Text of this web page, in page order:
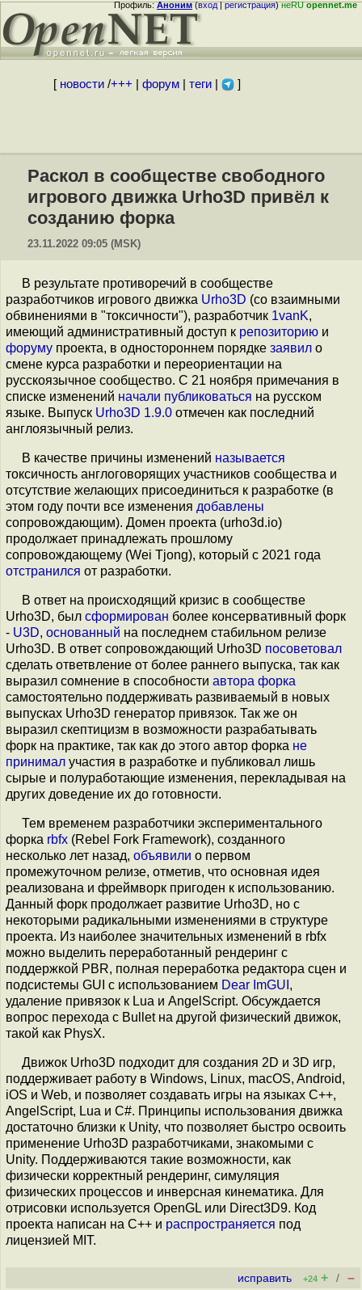
Профиль:Аноним(вход|регистрация)неRUopennet.me
[ новости/+++ форум| теги| ]
Раскол в сообществе свободного
игрового движка Urho3D привёл к
созданию форка
23.11.2022 09:05 (MSK)
В результате противоречий в сообществе
разработчиков игрового движка Urho3D (со взаимными
обвинениями в "токсичности"), разработчик 1vanK,
имеющий административный доступ к репозиторию и
форуму проекта, в одностороннем порядке заявил о
смене курса разработки и переориентации на
русскоязычное сообщество. C 21 ноября примечания в
списке изменений начали публиковаться на русском
языке. Выпуск Urho3D 1.9.0 отмечен как последний
англоязычный релиз.
В качестве причины изменений называется
токсичность англоговорящих участников сообщества и
отсутствие желающих присоединиться к разработке (в
этом году почти все изменения добавлены
сопровождающим). Домен проекта (urho3d.io)
продолжает принадлежать прошлому
сопровождающему (Wei Tjong), который с 2021 года
отстранился от разработки.
В ответ на происходящий кризис в сообществе
Urho3D, был сформирован более консервативный форк
- U3D, основанный на последнем стабильном релизе
Urho3D. В ответ сопровождающий Urho3D посоветовал
сделать ответвление от более раннего выпуска, так как
выразил сомнение в способности автора форка
самостоятельно поддерживать развиваемый в новых
выпусках Urho3D генератор привязок. Так же он
выразил скептицизм в возможности разрабатывать
форк на практике, так как до этого автор форка не
принимал участия в разработке и публиковал лишь
сырые и полуработающие изменения, перекладывая на
других доведение их до готовности.
Тем временем разработчики экспериментального
форка rbfx (Rebel Fork Framework), созданного
несколько лет назад, объявили о первом
промежуточном релизе, отметив, что основная идея
реализована и фреймворк пригоден к использованию.
Данный форк продолжает развитие Urho3D, но с
некоторыми радикальными изменениями в структуре
проекта. Из наиболее значительных изменений в rbfx
можно выделить переработанный рендеринг с
поддержкой PBR, полная переработка редактора сцен и
подсистемы GUI с использованием Dear ImGUI ,
удаление привязок к Lua и AngelScript. Обсуждается
вопрос перехода с Bullet на другой физический движок,
такой как PhysX.
Движок Urho3D подходит для создания 2D и 3D игр,
поддерживает работу в Windows, Linux, macOS, Android,
iOS и Web, и позволяет создавать игры на языках C++,
AngelScript, Lua и C#. Принципы использования движка
достаточно близки к Unity, что позволяет быстро освоить
применение Urho3D разработчиками, знакомыми с
Unity. Поддерживаются такие возможности, как
физически корректный рендеринг, симуляция
физических процессов и инверсная кинематика. Для
отрисовки используется OpenGL или Direct3D9. Код
проекта написан на C++ и распространяется под
лицензией MIT.
исправить +24 + / –